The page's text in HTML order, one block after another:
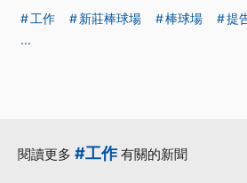
工作
新莊棒球場 棒球場
提
...
閱讀更多 #工作有關的新聞